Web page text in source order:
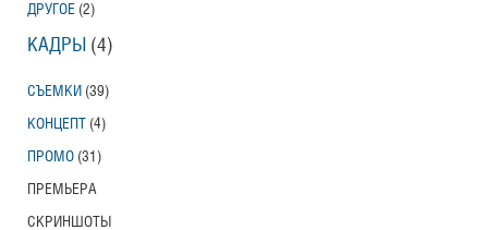
ДРУГОЕ (2)
КАДРЫ (4)
СЪЕМКИ (39)
КОНЦЕПТ (4)
ПРОМО (31)
ПРЕМЬЕРА
СКРИНШОТЫ